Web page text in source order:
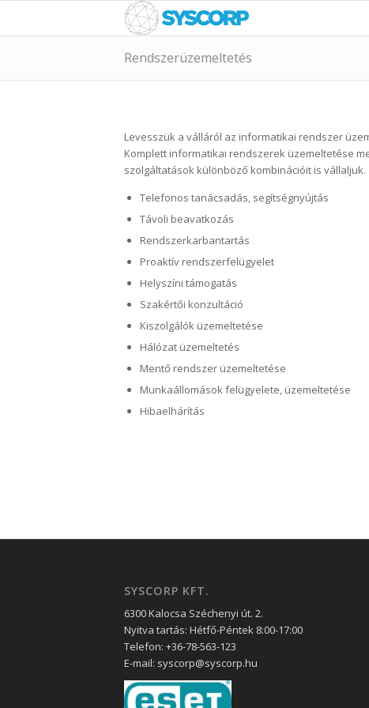
Rendszerüzemeltetés
Levesszük a válláról az informatikai rendszer
Komplett informatikai rendszerek üzemeltetése
szolgáltatások különböző kombinációit is vállaljuk.
Telefonos tanácsadás, segítségnyújtás
Távoli beavatkozás
Rendszerkarbantartás
Proaktív rendszerfelügyelet
Helyszíni támogatás
Szakértői konzultáció
Kiszolgálók üzemeltetése
Hálózat üzemeltetés
Mentő rendszer üzemeltetése
Munkaállomások felügyelete, üzemeltetése
Hibaelhárítás
SYSCORP KFT.
6300 Kalocsa Széchenyi út. 2.
Nyitva tartás: Hétfő-Péntek 8:00-17:00
Telefon: +36-78-563-123
E-mail: syscorp@syscorp.hu